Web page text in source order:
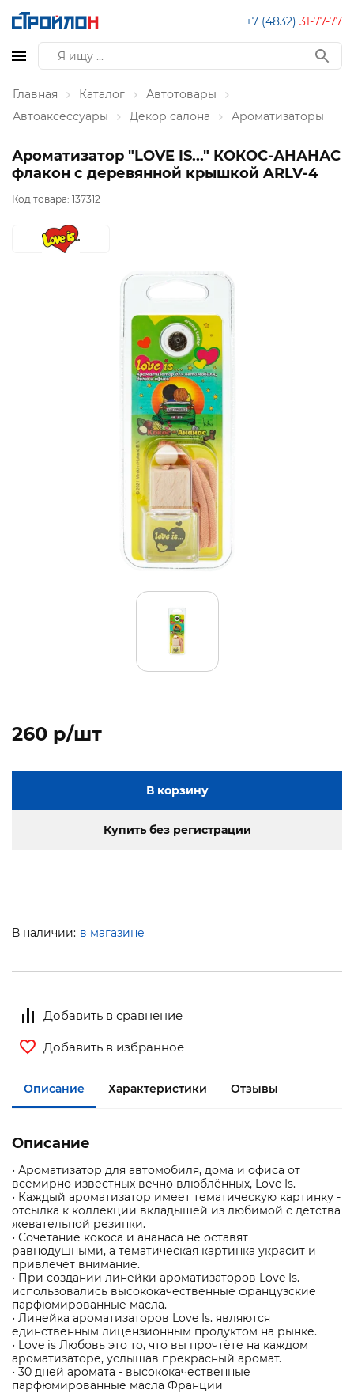
+7 (4832) 31-77-77
Главная Каталог
Автотовары
Автоаксессуары
Декор салона Ароматизаторы
Ароматизатор "LOVE IS..." КОКОС-АНАНАС
флакон с деревянной крышкой ARLV-4
Код товара: 137312
260 p/шт
В корзину
Купить без регистрации
В наличии: в магазине
Добавить в сравнение
Добавить в избранное
Описание Характеристики Отзывы
Описание
• Ароматизатор для автомобиля, дома и офиса от
всемирно известных вечно влюблённых, Love Is.
• Каждый ароматизатор имеет тематическую картинку -
отсылка к коллекции вкладышей из любимой с детства
жевательной резинки.
• Сочетание кокоса и ананаса не оставят
равнодушными, а тематическая картинка украсит и
привлечёт внимание.
• При создании линейки ароматизаторов Love Is.
использовались высококачественные французские
парфюмированные масла.
• Линейка ароматизаторов Love Is. являются
единственным лицензионным продуктом на рынке.
• Love is Любовь это то, что вы прочтёте на каждом
ароматизаторе, услышав прекрасный аромат.
• 30 дней аромата - высококачественные
парфюмированные масла Франции